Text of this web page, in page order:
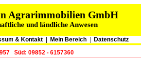
Agrarimmobilien GmbH
und ländliche Anwesen
& Kontakt| Mein Bereich Datenschutz
Süd: 09852 - 6157360